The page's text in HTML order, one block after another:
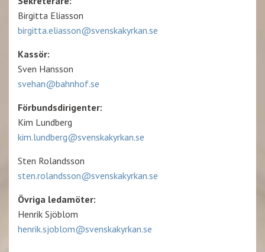
Birgitta Eliasson
birgitta.eliasson@svenskakyrkan.se
Kassör:
Sven Hansson
svehan@bahnhof.se
Förbundsdirigenter:
Kim Lundberg
kim.lundberg@svenskakyrkan.se
Sten Rolandsson
sten.rolandsson@svenskakyrkan.se
Övriga ledamöter:
Henrik Sjöblom
henrik.sjoblom@svenskakyrkan.se